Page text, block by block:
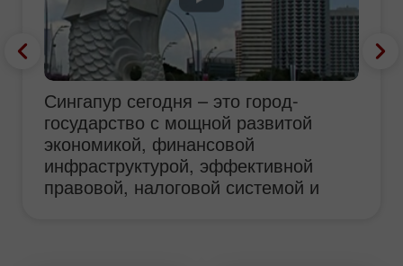
Сингапур сегодня – это город-
государство с мощной развитой
экономикой, финансовой
инфраструктурой, эффективной
правовой, налоговой системой и